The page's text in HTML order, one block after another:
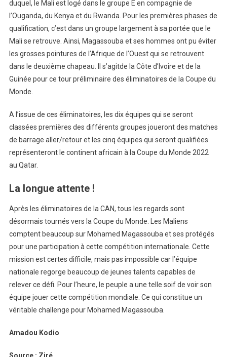
duquel, le Mali est logé dans le groupe E en compagnie de
l’Ouganda, du Kenya et du Rwanda. Pour les premières phases de
qualification, c’est dans un groupe largement à sa portée que le
Mali se retrouve. Ainsi, Magassouba et ses hommes ont pu éviter
les grosses pointures de l’Afrique de l’Ouest qui se retrouvent
dans le deuxième chapeau. Il s’agitde la Côte d’Ivoire et de la
Guinée pour ce tour préliminaire des éliminatoires de la Coupe du
Monde.
A l’issue de ces éliminatoires, les dix équipes qui se seront
classées premières des différents groupes joueront des matches
de barrage aller/retour et les cinq équipes qui seront qualifiées
représenteront le continent africain à la Coupe du Monde 2022
au Qatar.
La longue attente !
Après les éliminatoires de la CAN, tous les regards sont
désormais tournés vers la Coupe du Monde. Les Maliens
comptent beaucoup sur Mohamed Magassouba et ses protégés
pour une participation à cette compétition internationale. Cette
mission est certes difficile, mais pas impossible car l’équipe
nationale regorge beaucoup de jeunes talents capables de
relever ce défi. Pour l’heure, le peuple a une telle soif de voir son
équipe jouer cette compétition mondiale. Ce qui constitue un
véritable challenge pour Mohamed Magassouba.
Amadou Kodio
Source : Ziré